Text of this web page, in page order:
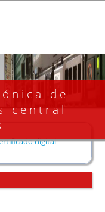
de
central
digital